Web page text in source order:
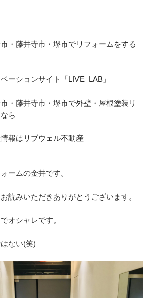
・藤井寺市・堺市でリフォームをする
ーションサイト 「LIVE_LAB」
・藤井寺市・堺市で外壁・屋根塗装リ
ら
報は リブウェル不動産
ームの金井です。
読みいただきありがとうございます。
オシャレです。
ない(笑)